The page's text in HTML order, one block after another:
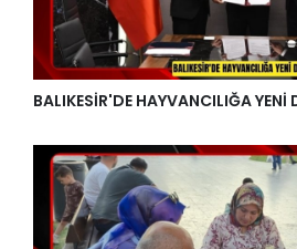
BALIKESİR'DE HAYVANCILIĞA YENİ